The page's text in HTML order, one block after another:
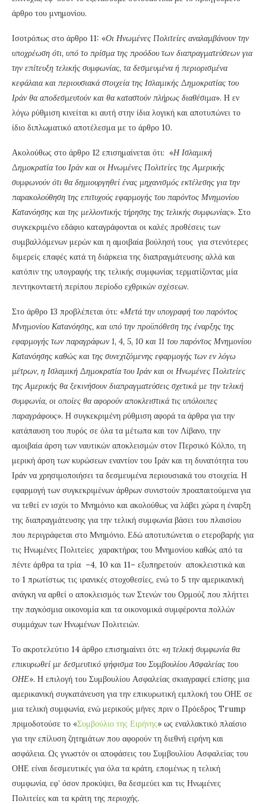
άρθρο του μνημονίου.
Ισοτρόπως στο άρθρο 11: «Οι Ηνωμένες Πολιτείες αναλαμβάνουν την
υποχρέωση ότι, υπό το πρίσμα της προόδου των διαπραγματεύσεων για
την επίτευξη τελικής συμφωνίας, τα δεσμευμένα ή περιορισμένα
κεφάλαια και περιουσιακά στοιχεία της Ισλαμικής Δημοκρατίας του
Ιράν θα αποδεσμευτούν και θα καταστούν πλήρως διαθέσιμα». Η εν
λόγω ρύθμιση κινείται κι αυτή στην ίδια λογική και αποτυπώνει το
ίδιο διπλωματικό αποτέλεσμα με το άρθρο 10.
Ακολούθως στο άρθρο 12 επισημαίνεται ότι: «Η Ισλαμική
Δημοκρατία του Ιράν και οι Ηνωμένες Πολιτείες της Αμερικής
συμφωνούν ότι θα δημιουργηθεί ένας μηχανισμός εκτέλεσης για την
παρακολούθηση της επιτυχούς εφαρμογής του παρόντος Μνημονίου
Κατανόησης και της μελλοντικής τήρησης της τελικής συμφωνίας». Στο
συγκεκριμένο εδάφιο καταγράφονται οι καλές προθέσεις των
συμβαλλόμενων μερών και η αμοιβαία βούλησή τους για στενότερες
διμερείς επαφές κατά τη διάρκεια της διαπραγμάτευσης αλλά και
κατόπιν της υπογραφής της τελικής συμφωνίας τερματίζοντας μία
πεντηκονταετή περίπου περίοδο εχθρικών σχέσεων.
Στο άρθρο 13 προβλέπεται ότι: «Μετά την υπογραφή του παρόντος
Μνημονίου Κατανόησης, και υπό την προϋπόθεση της έναρξης της
εφαρμογής των παραγράφων 1, 4, 5, 10 και 11 του παρόντος Μνημονίου
Κατανόησης καθώς και της συνεχιζόμενης εφαρμογής των εν λόγω
μέτρων, η Ισλαμική Δημοκρατία του Ιράν και οι Ηνωμένες Πολιτείες
της Αμερικής θα ξεκινήσουν διαπραγματεύσεις σχετικά με την τελική
συμφωνία, οι οποίες θα αφορούν αποκλειστικά τις υπόλοιπες
παραγράφους». Η συγκεκριμένη ρύθμιση αφορά τα άρθρα για την
κατάπαυση του πυρός σε όλα τα μέτωπα και τον Λίβανο, την
αμοιβαία άρση των ναυτικών αποκλεισμών στον Περσικό Κόλπο, τη
μερική άρση των κυρώσεων εναντίον του Ιράν και τη δυνατότητα του
Ιράν να χρησιμοποιήσει τα δεσμευμένα περιουσιακά του στοιχεία. Η
εφαρμογή των συγκεκριμένων άρθρων συνιστούν προαπαιτούμενα για
να τεθεί εν ισχύι το Μνημόνιο και ακολούθως να λάβει χώρα η έναρξη
της διαπραγμάτευσης για την τελική συμφωνία βάσει του πλαισίου
που περιγράφεται στο Μνημόνιο. Εδώ αποτυπώνεται ο ετεροβαρής για
τις Ηνωμένες Πολιτείες χαρακτήρας του Μνημονίου καθώς από τα
πέντε άρθρα τα τρία –4, 10 και 11– εξυπηρετούν αποκλειστικά και
το 1 πρωτίστως τις ιρανικές στοχοθεσίες, ενώ το 5 την αμερικανική
ανάγκη να αρθεί ο αποκλεισμός των Στενών του Ορμούζ που πλήττει
την παγκόσμια οικονομία και τα οικονομικά συμφέροντα πολλών
συμμάχων των Ηνωμένων Πολιτειών.
Το ακροτελεύτιο 14 άρθρο επισημαίνει ότι: «η τελική συμφωνία θα
επικυρωθεί με δεσμευτικό ψήφισμα του Συμβουλίου Ασφαλείας του
ΟΗΕ». Η επιλογή του Συμβουλίου Ασφαλείας σκιαγραφεί επίσης μια
αμερικανική συγκατάνευση για την επικυρωτική εμπλοκή του ΟΗΕ σε
μια τελική συμφωνία, ενώ μερικούς μήνες πριν ο Πρόεδρος Trump
πριμοδοτούσε το «Συμβούλιο της Ειρήνης» ως εναλλακτικό πλαίσιο
για την επίλυση ζητημάτων που αφορούν τη διεθνή ειρήνη και
ασφάλεια. Ως γνωστόν οι αποφάσεις του Συμβουλίου Ασφαλείας του
ΟΗΕ είναι δεσμευτικές για όλα τα κράτη, επομένως η τελική
συμφωνία, εφ’ όσον προκύψει, θα δεσμεύει και τις Ηνωμένες
Πολιτείες και τα κράτη της περιοχής.